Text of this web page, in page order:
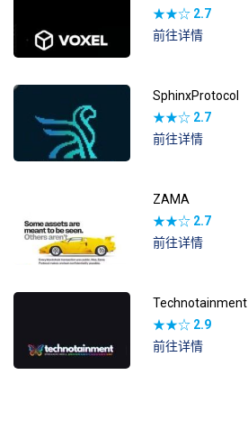
★★☆ 2.7
前往详情
SphinxProtocol
★★☆ 2.7
前往详情
ZAMA
★★☆ 2.7
前往详情
Technotainment
★★☆ 2.9
前往详情